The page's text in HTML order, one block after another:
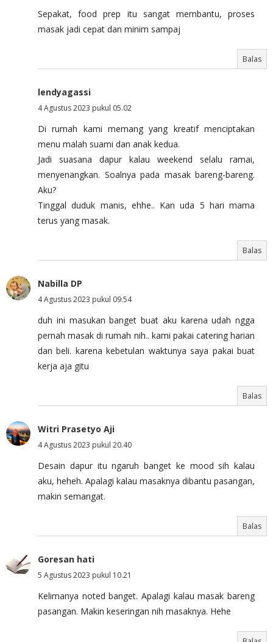
Sepakat, food prep itu sangat membantu, proses
masak jadi cepat dan minim sampaj
Balas
lendyagassi
4 Agustus 2023 pukul 05.02
Di rumah kami memang yang kreatif menciptakan
menu malah suami dan anak kedua.
Jadi suasana dapur kalau weekend selalu ramai,
menyenangkan. Soalnya pada masak bareng-bareng.
Aku?
Tinggal duduk manis, ehhe.. Kan uda 5 hari mama
terus yang masak.
Balas
Nabilla DP
4 Agustus 2023 pukul 09.54
duh ini masukan banget buat aku karena udah ngga
pernah masak di rumah nih.. kami pakai catering harian
dan beli. karena kebetulan waktunya saya pakai buat
kerja aja gitu
Balas
Witri Prasetyo Aji
4 Agustus 2023 pukul 20.40
Desain dapur itu ngaruh banget ke mood sih kalau
aku, heheh. Apalagi kalau masaknya dibantu pasangan,
makin semangat.
Balas
Goresan hati
5 Agustus 2023 pukul 10.21
Kelimanya noted banget. Apalagi kalau masak bareng
pasangan. Makin keseringan nih masaknya. Hehe